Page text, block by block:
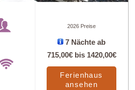
2026 Preise
7 Nächte ab
715,00€bis 1420,00€
Ferienhaus
ansehen